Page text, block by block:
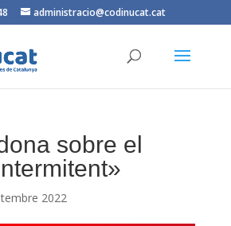
administracio@codinucat.cat
sobre el
2022